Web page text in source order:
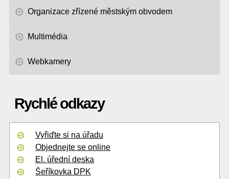
Organizace zřízené městským obvodem
Multimédia
Webkamery
Rychlé odkazy
Vyřiďte si na úřadu
Objednejte se online
El. úřední deska
Šeříkovka DPK